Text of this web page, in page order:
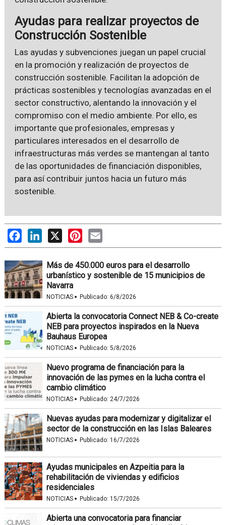
Ayudas para realizar proyectos de
Construcción Sostenible
Las ayudas y subvenciones juegan un papel crucial
en la promoción y realización de proyectos de
construcción sostenible. Facilitan la adopción de
prácticas sostenibles y tecnologías avanzadas en el
sector constructivo, alentando la innovación y el
compromiso con el medio ambiente. Por ello, es
importante que profesionales, empresas y
particulares interesados en el desarrollo de
infraestructuras más verdes se mantengan al tanto
de las oportunidades de financiación disponibles,
para así contribuir juntos hacia un futuro más
sostenible.
FacebookLinkedIn
X PinterestEmail
Más de 450.000 euros para el desarrollo
urbanístico y sostenible de 15 municipios de
Navarra
NOTICIAS · Publicado: 6/8/2026
Abierta la convocatoria Connect NEB & Co-create
NEB para proyectos inspirados en la Nueva
Bauhaus Europea
NOTICIAS · Publicado: 5/8/2026
Nuevo programa de financiación para la
innovación de las pymes en la lucha contra el
cambio climático
NOTICIAS · Publicado: 24/7/2026
Nuevas ayudas para modernizar y digitalizar el
sector de la construcción en las Islas Baleares
NOTICIAS · Publicado: 16/7/2026
Ayudas municipales en Azpeitia para la
rehabilitación de viviendas y edificios
residenciales
NOTICIAS · Publicado: 15/7/2026
Abierta una convocatoria para financiar